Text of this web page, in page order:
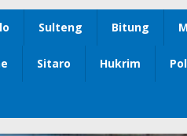
Sulteng Bitung
Sitaro Hukrim